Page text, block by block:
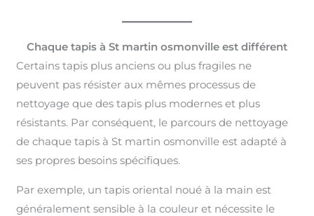
Chaque tapis à St martin osmonville est différent
Certains tapis plus anciens ou plus fragiles ne
peuvent pas résister aux mêmes processus de
nettoyage que des tapis plus modernes et plus
résistants. Par conséquent, le parcours de nettoyage
de chaque tapis à St martin osmonville est adapté à
ses propres besoins spécifiques.
Par exemple, un tapis oriental noué à la main est
généralement sensible à la couleur et nécessite le